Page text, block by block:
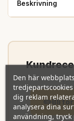
Beskrivning
problem -
Bli
Den här
dig reklam
analysera dina
användning, tryck